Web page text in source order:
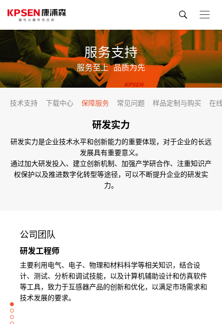
服务支持
服务至上 品质为先
技术支持 下载中心 保障服务 常见问题 样品定制与购买 在
研发实力
研发实力是企业技术水平和创新能力的重要体现，对于企业的长远
发展具有重要意义。
通过加大研发投入、建立创新机制、加强产学研合作、注重知识产
权保护以及推进数字化转型等途径，可以不断提升企业的研发实
力。
公司团队
研发工程师
主要利用电气、电子、物理和材料科学等相关知识，结合设
计、测试、分析和调试技能，以及计算机辅助设计和仿真软件
等工具，致力于互感器产品的创新和优化，以满足市场需求和
技术发展的要求。
研发投入
是支撑研发活动的重要保障。
公司加大对研发的投入，提高研发经费的20%比例年增长，确
保研发活动有足够的资金支持。
技术创新能力
是企业研发实力的关键体现。
公司专注于非晶纳米晶的材料及周边产品的应用，
以及能否持续推出具有市场竞争力的新产品、
新技术，以及能否在关键技术领域取得突破。
专利资质
荣获25项专利证书，
专利是企业技术实力的象征，
也是保护知识产权的重要手段。
拥有大量高质量专利的企业，
管理体系
完善的管理体系能够提高研发效率和质量，
避免资源浪费和重复开发。
这包括项目管理、质量管理、
知识产权管理等多个方面。